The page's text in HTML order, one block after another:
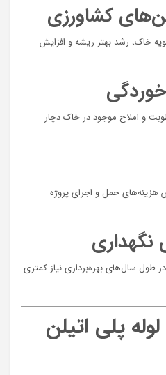
کشاورزی
خاک، رشد بهتر ریشه و افزایش
و املاح موجود در خاک دچار
هزینه‌های حمل و اجرای پروژه
طول سال‌های بهره‌برداری نیاز کمتری
پلی اتیلن